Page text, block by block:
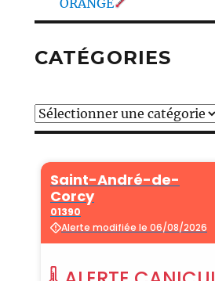
CATÉGORIES
Catégories